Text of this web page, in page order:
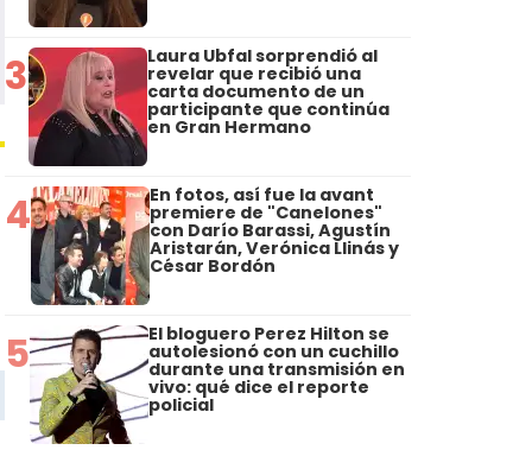
3 Laura Ubfal sorprendió al
revelar que recibió una
carta documento de un
participante que continúa
en Gran Hermano
4 En fotos, así fue la avant
premiere de "Canelones"
con Darío Barassi, Agustín
Aristarán, Verónica Llinás y
César Bordón
5 El bloguero Perez Hilton se
autolesionó con un cuchillo
durante una transmisión en
vivo: qué dice el reporte
policial